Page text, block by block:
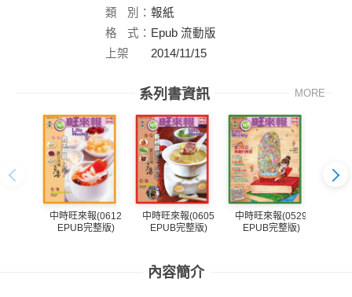
類
別： 報紙
格
式： Epub 流動版
上架
2014/11/15
系列書資訊 MORE
中時旺來報(0612
EPUB完整版)
中時旺來報(0605
EPUB完整版)
中時旺來報(0529
EPUB完整版)
內容簡介